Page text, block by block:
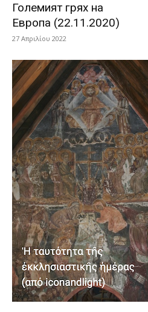
Големият грях на
Европа (22.11.2020)
27 Απριλίου 2022